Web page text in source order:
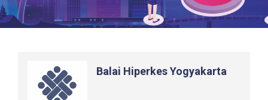
Balai Hiperkes Yogyakarta